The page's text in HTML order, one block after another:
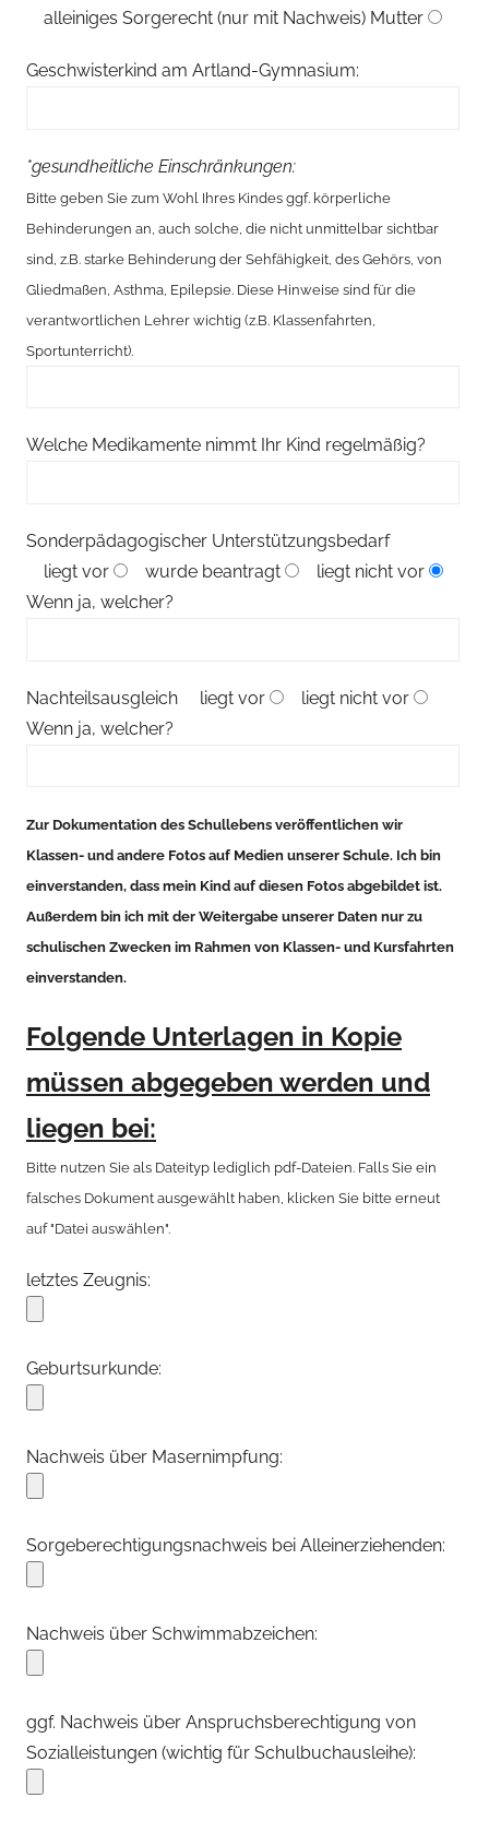
alleiniges Sorgerecht (nur mit Nachweis) Mutter
Geschwisterkind am Artland-Gymnasium:
*gesundheitliche Einschränkungen:
Bitte geben Sie zum Wohl Ihres Kindes ggf. körperliche
Behinderungen an, auch solche, die nicht unmittelbar sichtbar
sind, z.B. starke Behinderung der Sehfähigkeit, des Gehörs, von
Gliedmaßen, Asthma, Epilepsie. Diese Hinweise sind für die
verantwortlichen Lehrer wichtig (z.B. Klassenfahrten,
Sportunterricht).
Welche Medikamente nimmt Ihr Kind regelmäßig?
Sonderpädagogischer Unterstützungsbedarf
liegt vor
wurde beantragt
liegt nicht vor
Wenn ja, welcher?
Nachteilsausgleich liegt vor
liegt nicht vor
Wenn ja, welcher?
Zur Dokumentation des Schullebens veröffentlichen wir
Klassen- und andere Fotos auf Medien unserer Schule. Ich bin
einverstanden, dass mein Kind auf diesen Fotos abgebildet ist.
Außerdem bin ich mit der Weitergabe unserer Daten nur zu
schulischen Zwecken im Rahmen von Klassen- und Kursfahrten
einverstanden.
Folgende Unterlagen in Kopie
müssen abgegeben werden und
liegen bei:
Bitte nutzen Sie als Dateityp lediglich pdf-Dateien. Falls Sie ein
falsches Dokument ausgewählt haben, klicken Sie bitte erneut
auf "Datei auswählen".
letztes Zeugnis:
Geburtsurkunde:
Nachweis über Masernimpfung:
Sorgeberechtigungsnachweis bei Alleinerziehenden:
Nachweis über Schwimmabzeichen:
ggf. Nachweis über Anspruchsberechtigung von
Sozialleistungen (wichtig für Schulbuchausleihe):